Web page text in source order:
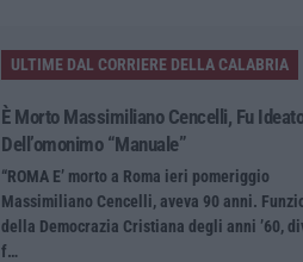
ULTIME DAL CORRIERE DELLA CALABRIA
È Morto Massimiliano Cencelli, Fu
Dell’omonimo “manuale”
“ROMA E’ morto a Roma ieri pomeriggio
Massimiliano Cencelli, aveva 90 anni.
della Democrazia Cristiana degli anni ’60,
f…